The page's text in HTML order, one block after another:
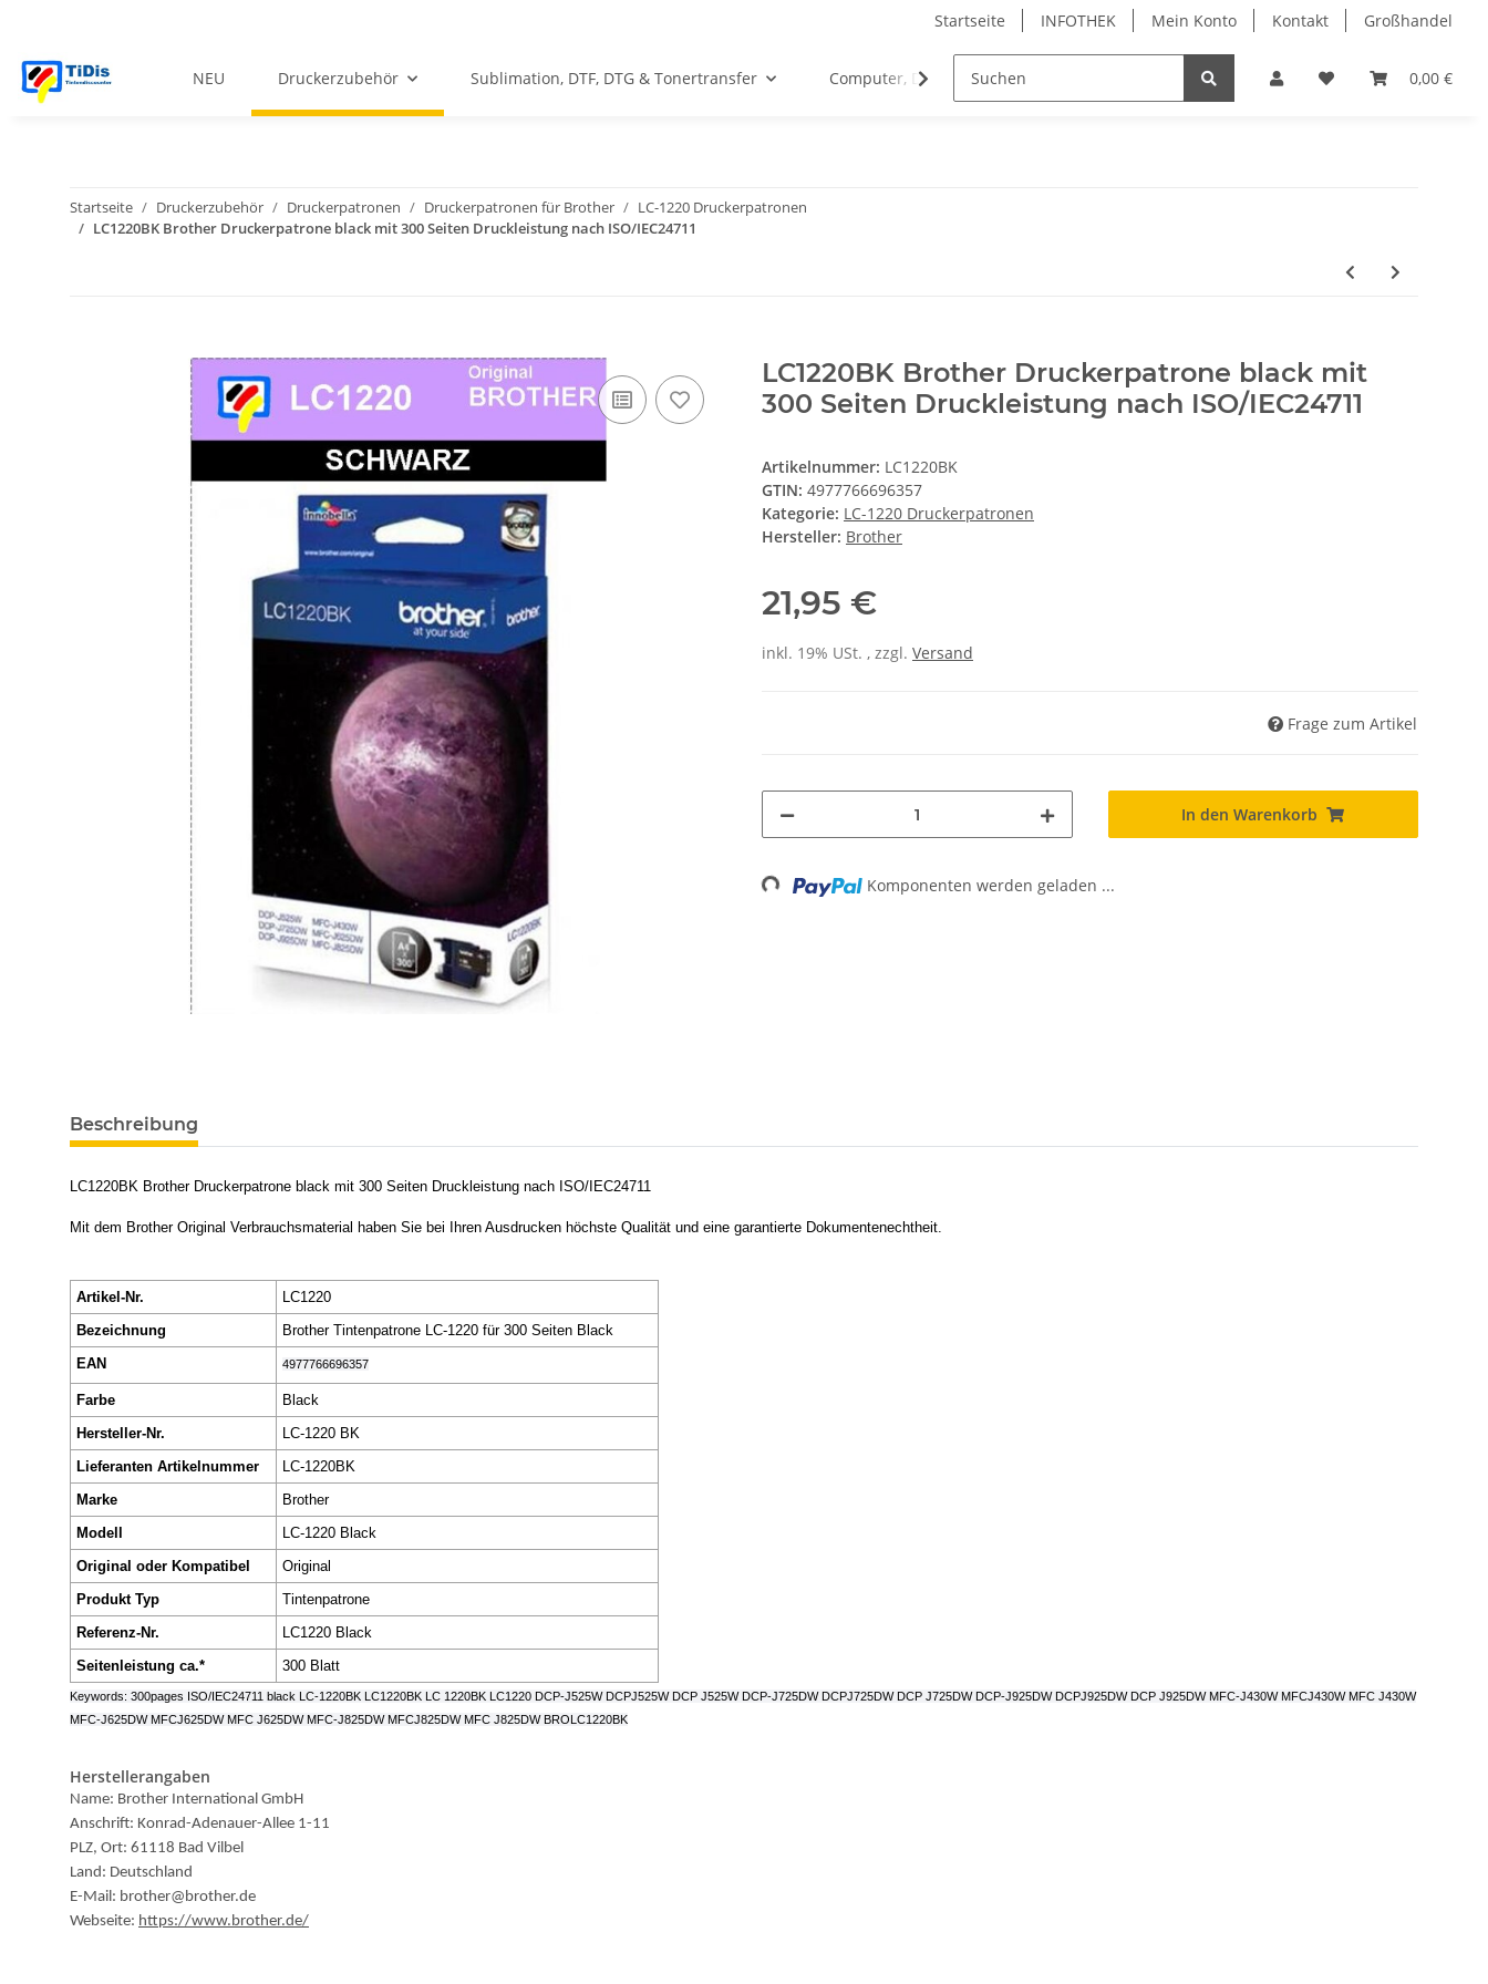
Startseite INFOTHEK Mein Konto Kontakt Großhandel
0,00 €
NEU Druckerzubehör Sublimation, DTF, DTG & Tonertransfer Computer, Drucker & Bürobedarf PVC Kartendrucker & Zubehör TiDis
Startseite Druckerzubehör Druckerpatronen Druckerpatronen für Brother
LC-1220 Druckerpatronen
LC1220BK Brother Druckerpatrone black mit 300 Seiten Druckleistung nach ISO/IEC24711
LC1220BK Brother Druckerpatrone black mit
300 Seiten Druckleistung nach ISO/IEC24711
Artikelnummer: LC1220BK
GTIN: 4977766696357
Kategorie: LC-1220 Druckerpatronen
Hersteller: Brother
21,95 €
inkl. 19% USt. , zzgl. Versand
Frage zum Artikel
In den Warenkorb
Loading... Komponenten werden geladen ...
Beschreibung
LC1220BK Brother Druckerpatrone black mit 300 Seiten Druckleistung nach ISO/IEC24711
Mit dem Brother Original Verbrauchsmaterial haben Sie bei Ihren Ausdrucken höchste Qualität und eine garantierte Dokumentenechtheit.
Artikel-Nr.
LC1220
Bezeichnung
Brother Tintenpatrone LC-1220 für 300 Seiten Black
EAN
4977766696357
Farbe
Black
Hersteller-Nr.
LC-1220 BK
Lieferanten Artikelnummer
LC-1220BK
Marke
Brother
Modell
LC-1220 Black
Original oder Kompatibel
Original
Produkt Typ
Tintenpatrone
Referenz-Nr.
LC1220 Black
Seitenleistung ca.*
300 Blatt
Keywords: 300pages ISO/IEC24711 black LC-1220BK LC1220BK LC 1220BK LC1220 DCP-J525W DCPJ525W DCP J525W DCP-J725DW DCPJ725DW DCP J725DW DCP-J925DW DCPJ925DW DCP J925DW MFC-J430W MFCJ430W MFC J430W
MFC-J625DW MFCJ625DW MFC J625DW MFC-J825DW MFCJ825DW MFC J825DW BROLC1220BK
Herstellerangaben
Name: Brother International GmbH
Anschrift: Konrad-Adenauer-Allee 1-11
PLZ, Ort: 61118 Bad Vilbel
Land: Deutschland
E-Mail: brother@brother.de
Webseite: https://www.brother.de/